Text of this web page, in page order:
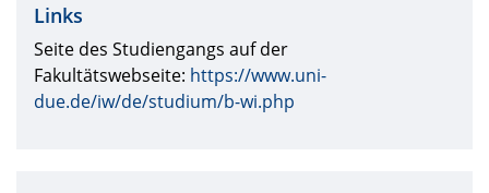
Links
Seite des Studiengangs auf der
Fakultätswebseite: https://www.uni-
due.de/iw/de/studium/b-wi.php